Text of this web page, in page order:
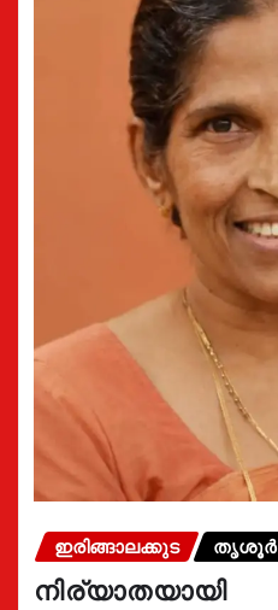
ഇരിങ്ങാലക്കുട തൃശൂർ
നിര്യാതയായി